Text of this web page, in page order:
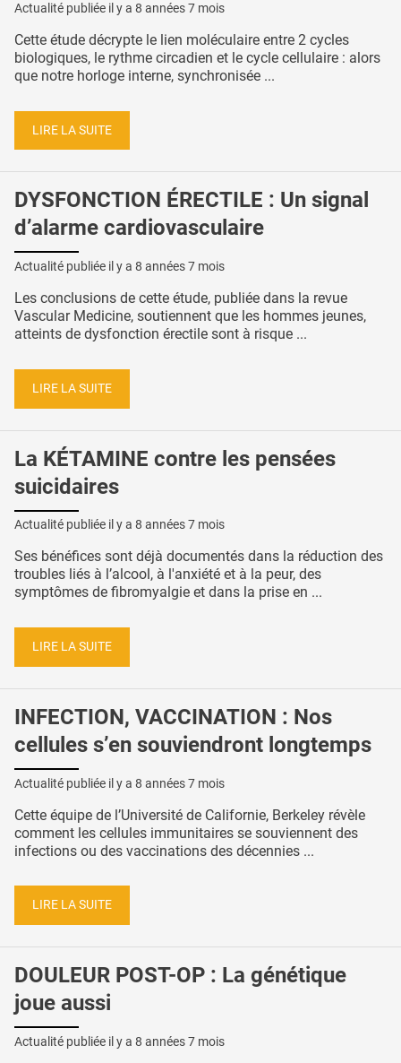
Actualité publiée il y a 8 années 7 mois
Cette étude décrypte le lien moléculaire entre 2 cycles
biologiques, le rythme circadien et le cycle cellulaire : alors
que notre horloge interne, synchronisée ...
LIRE LA SUITE
DYSFONCTION ÉRECTILE : Un signal
d’alarme cardiovasculaire
Actualité publiée il y a 8 années 7 mois
Les conclusions de cette étude, publiée dans la revue
Vascular Medicine, soutiennent que les hommes jeunes,
atteints de dysfonction érectile sont à risque ...
LIRE LA SUITE
La KÉTAMINE contre les pensées
suicidaires
Actualité publiée il y a 8 années 7 mois
Ses bénéfices sont déjà documentés dans la réduction des
troubles liés à l’alcool, à l'anxiété et à la peur, des
symptômes de fibromyalgie et dans la prise en ...
LIRE LA SUITE
INFECTION, VACCINATION : Nos
cellules s’en souviendront longtemps
Actualité publiée il y a 8 années 7 mois
Cette équipe de l’Université de Californie, Berkeley révèle
comment les cellules immunitaires se souviennent des
infections ou des vaccinations des décennies ...
LIRE LA SUITE
DOULEUR POST-OP : La génétique
joue aussi
Actualité publiée il y a 8 années 7 mois